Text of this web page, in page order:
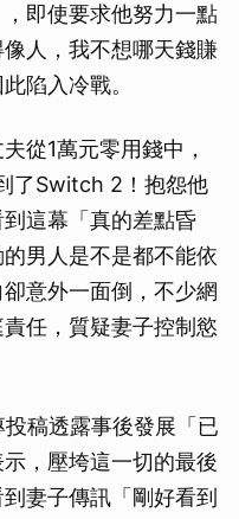
即使要求他努力一點
人，我不想哪天錢賺
陷入冷戰。
從1萬元零用錢中，
了Switch 2！抱怨他
這幕「真的差點昏
男人是不是都不能依
意外一面倒，不少網
任，質疑妻子控制慾
稿透露事後發展「已
，壓垮這一切的最後
妻子傳訊「剛好看到